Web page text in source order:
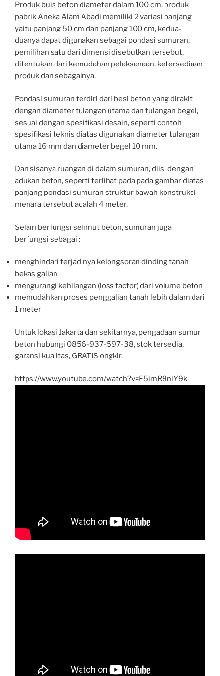
Produk buis beton diameter dalam 100 cm, produk
pabrik Aneka Alam Abadi memiliki 2 variasi panjang
yaitu panjang 50 cm dan panjang 100 cm, kedua-
duanya dapat digunakan sebagai pondasi sumuran,
pemilihan satu dari dimensi disebutkan tersebut,
ditentukan dari kemudahan pelaksanaan, ketersediaan
produk dan sebagainya.
Pondasi sumuran terdiri dari besi beton yang dirakit
dengan diameter tulangan utama dan tulangan begel,
sesuai dengan spesifikasi desain, seperti contoh
spesifikasi teknis diatas digunakan diameter tulangan
utama 16 mm dan diameter begel 10 mm.
Dan sisanya ruangan di dalam sumuran, diisi dengan
adukan beton, seperti terlihat pada pada gambar diatas
panjang pondasi sumuran struktur bawah konstruksi
menara tersebut adalah 4 meter.
Selain berfungsi selimut beton, sumuran juga
berfungsi sebagai :
menghindari terjadinya kelongsoran dinding tanah
bekas galian
mengurangi kehilangan (loss factor) dari volume beton
memudahkan proses penggalian tanah lebih dalam dari
1 meter
Untuk lokasi Jakarta dan sekitarnya, pengadaan sumur
beton hubungi 0856-937-597-38, stok tersedia,
garansi kualitas, GRATIS ongkir.
https://www.youtube.com/watch?v=F5imR9niY9k